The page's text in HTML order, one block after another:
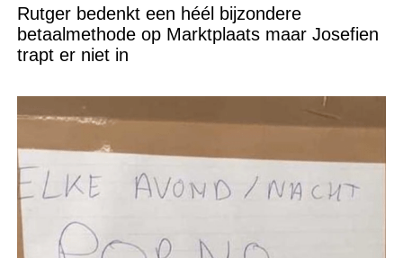
Rutger bedenkt een héél bijzondere
betaalmethode op Marktplaats maar Josefien
trapt er niet in